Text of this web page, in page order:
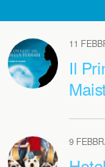
11
Il
9